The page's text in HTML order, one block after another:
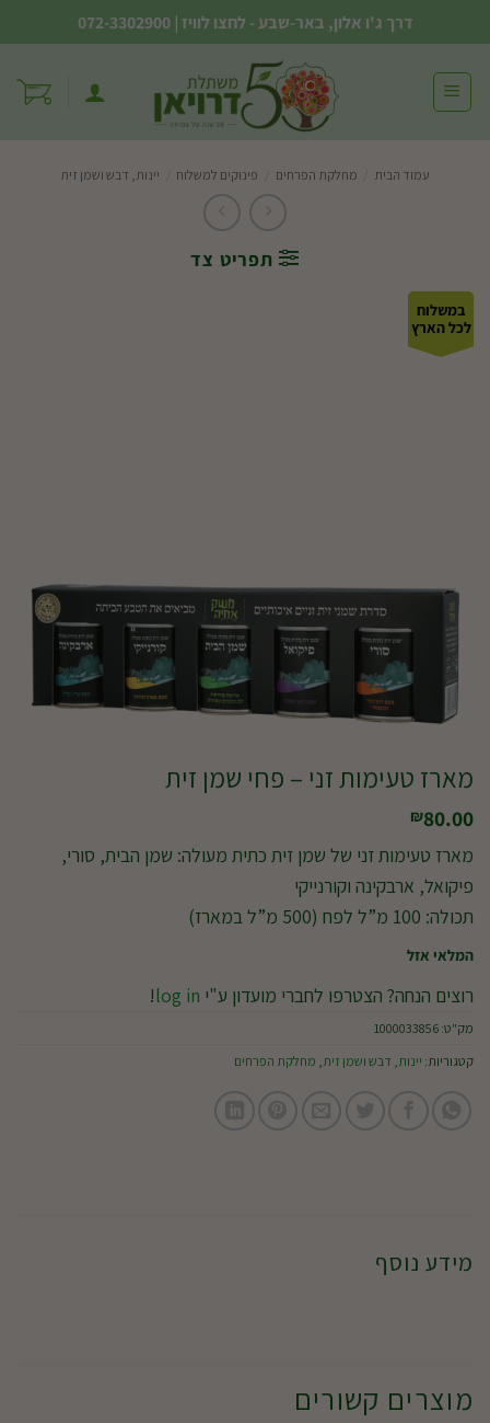
to
content
דרך ג'ו אלון, באר-שבע - לחצו לוויז |
072-3302900
עמוד הבית מחלקת הפרחים פינוקים למשלוח יינות, דבש ושמן זית
תפריט צד
במשלוח
לכל הארץ
מארז טעימות זני – פחי שמן זית
₪80.00
מארז טעימות זני של שמן זית כתית מעולה: שמן הבית, סורי,
פיקואל, ארבקינה וקורנייקי
תכולה: 100 מ”ל לפח (500 מ”ל במארז)
המלאי אזל
רוצים הנחה? הצטרפו לחברי מועדון ע"י log in
!
מק"ט:1000033856
קטגוריות: יינות, דבש ושמן זית, מחלקת הפרחים
מידע נוסף
מוצרים קשורים